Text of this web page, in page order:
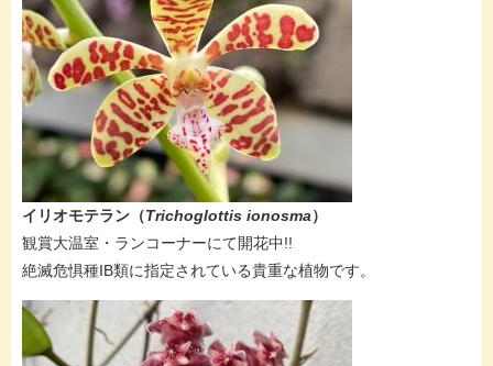
イリオモテラン（Trichoglottis ionosma）
​​観賞大温室・ランコーナーにて開花中!!
絶滅危惧種IB類に指定されている貴重な植物です。